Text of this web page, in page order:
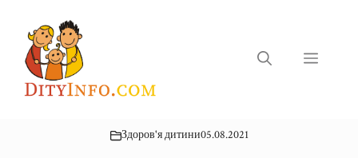
вмісту
Меню
Здоров'я дитини05.08.2021